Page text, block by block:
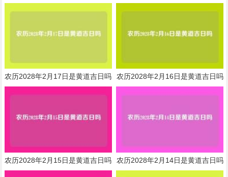
农历2028年2月17日是黄道吉日吗 农历2028年2月16日是黄道吉日吗
农历2028年2月15日是黄道吉日吗 农历2028年2月14日是黄道吉日吗